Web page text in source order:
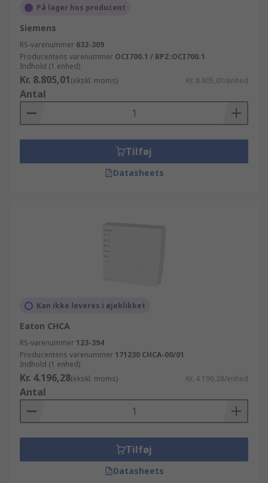
På lager hos producent
Siemens
RS-varenummer 632-309
Producentens varenummer OCI700.1 / BPZ:OCI700.1
Indhold (1 enhed)
Kr. 8.805,01(ekskl. moms) Kr. 8.805,01/enhed
Antal
Tilføj
Datasheets
Kan ikke leveres i øjeblikket
Eaton CHCA
RS-varenummer 123-394
Producentens varenummer 171230 CHCA-00/01
Indhold (1 enhed)
Kr. 4.196,28(ekskl. moms) Kr. 4.196,28/enhed
Antal
Tilføj
Datasheets